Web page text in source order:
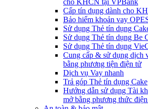
cho KHCN tại VPBank
Cấp tín dụng dành cho
Bảo hiểm khoản vay
Sử dụng Thẻ tín dụng
Sử dụng Thẻ tín dụng Be
Sử dụng Thẻ tín dụng
Cung cấp & sử dụng dịch
bằng phương tiện điện tử
Dịch vụ Vay nhanh
Trả góp Thẻ tín dụng Cake
Hướng dẫn sử dụng Tài
mở bằng phương thức